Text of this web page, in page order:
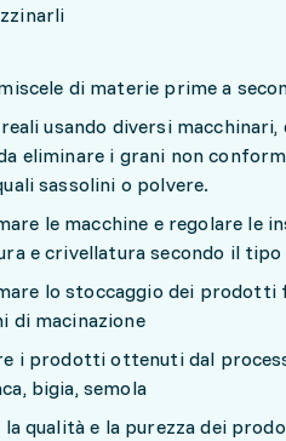
di materie prime a
usando diversi
eliminare i grani non
sassolini o polvere.
le macchine e regolare le
e crivellatura secondo il
lo stoccaggio dei
di macinazione
i prodotti ottenuti dal
bigia, semola
qualità e la purezza dei